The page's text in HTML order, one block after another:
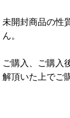
未開封商品の性
ん。
ご購入、ご購入
解頂いた上でご